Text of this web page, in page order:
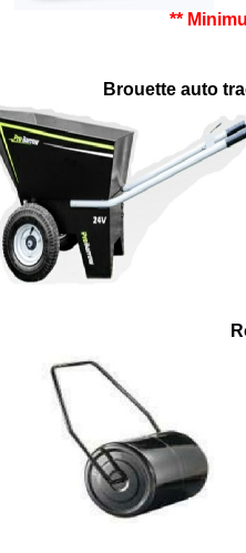
**
Brouette auto